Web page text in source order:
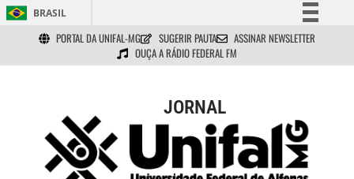
BRASIL
Simplifique!
Comunica BR
Acesso à informação
Legislação
Canais
PORTAL DA UNIFAL-MG SUGERIR PAUTA
ASSINAR NEWSLETTER
OUÇA A RÁDIO FEDERAL FM
JORNAL